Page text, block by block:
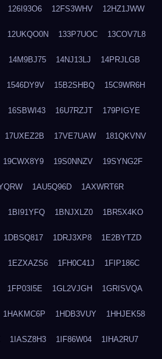
126I93O6 12FS3WHV 12HZ1JWW
12UKQO0N 133P7UOC 13COV7L8
14M9BJ75 14NJ13LJ 14PRJLGB
1546DY9V 15B2SHBQ 15C9WR6H
16SBWI43 16U7RZJT 179PIGYE
17UXEZ2B 17VE7UAW 181QKVNV
19CWX8Y9 19S0NNZV 19SYNG2F
1AU5Q96D 1AXWRT6R
1BI91YFQ 1BNJXLZ0 1BR5X4KO
1DBSQ817 1DRJ3XP8 1E2BYTZD
1EZXAZS6 1FH0C41J 1FIP186C
1FP03I5E 1GL2VJGH 1GRISVQA
1HAKMC6P 1HDB3VUY 1HHJEK58
1IASZ8H3 1IF86W04 1IHA2RU7